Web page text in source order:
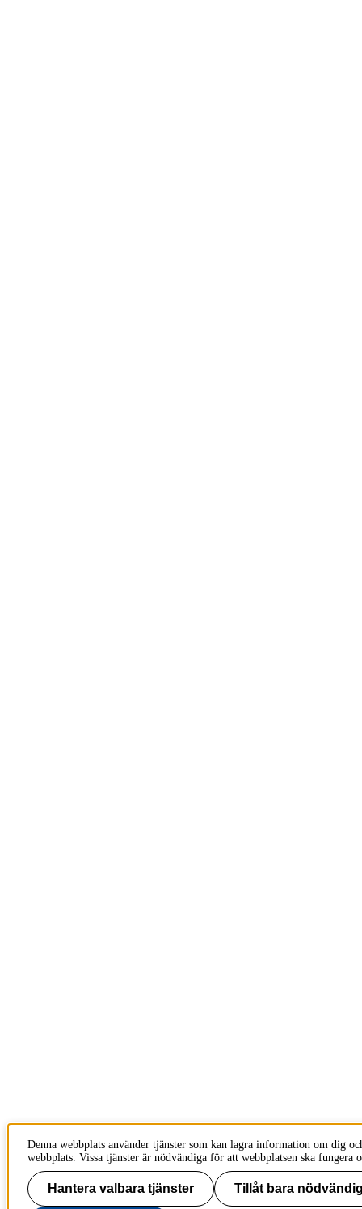
Denna webbplats använder tjänster som kan lagra information om dig
webbplats. Vissa tjänster är nödvändiga för att webbplatsen ska fungera
Hantera valbara tjänster Tillåt bara